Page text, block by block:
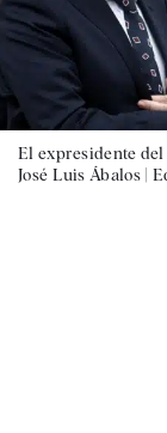
El expresidente del
José Luis Ábalos |